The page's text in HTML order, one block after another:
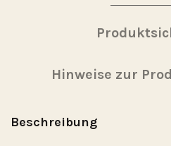
Hinweise zur
Beschreibung